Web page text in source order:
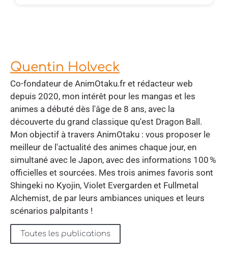
Quentin Holveck
Co-fondateur de AnimOtaku.fr et rédacteur web
depuis 2020, mon intérêt pour les mangas et les
animes a débuté dès l'âge de 8 ans, avec la
découverte du grand classique qu'est Dragon Ball.
Mon objectif à travers AnimOtaku : vous proposer le
meilleur de l'actualité des animes chaque jour, en
simultané avec le Japon, avec des informations 100 %
officielles et sourcées. Mes trois animes favoris sont
Shingeki no Kyojin, Violet Evergarden et Fullmetal
Alchemist, de par leurs ambiances uniques et leurs
scénarios palpitants !
Toutes les publications